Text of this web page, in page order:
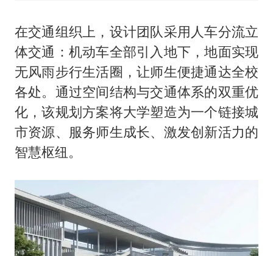
在交通组织上，设计团队采用人车分流立
体交通：机动车全部引入地下，地面实现
无风雨步行生活圈，让师生便捷通达全校
各处。通过空间结构与交通体系的双重优
化，该规划方案将大学塑造为一个链接城
市资源、服务师生成长、激发创新活力的
智慧枢纽。